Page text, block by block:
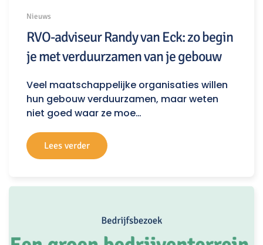
Nieuws
RVO-adviseur Randy van Eck: zo begin
je met verduurzamen van je gebouw
Veel maatschappelijke organisaties willen
hun gebouw verduurzamen, maar weten
niet goed waar ze moe…
Lees verder